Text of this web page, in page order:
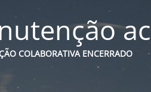
COLABORATIVA ENCERRADO